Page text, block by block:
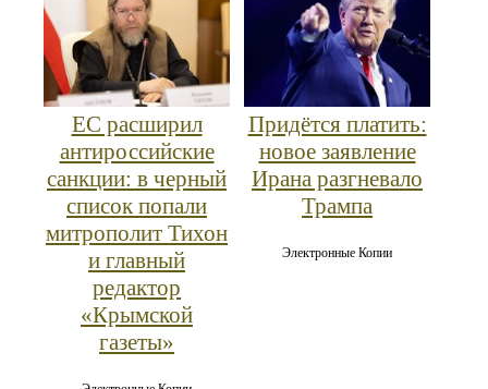
ЕС расширил
антироссийские
санкции: в черный
список попали
митрополит Тихон
и главный
редактор
«Крымской
газеты»
Придётся платить:
новое заявление
Ирана разгневало
Трампа
Электронные Копии